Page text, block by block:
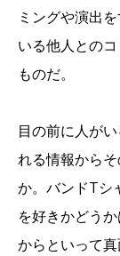
ミングや演出
いる他人との
ものだ。
目の前に人が
れる情報から
か。バンドTシ
を好きかどう
からといって